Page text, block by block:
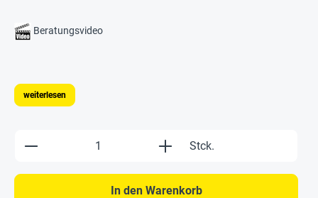
Beratungsvideo
weiterlesen
Produkt Anzahl: Gib den gewünschten
Stck.
In den Warenkorb